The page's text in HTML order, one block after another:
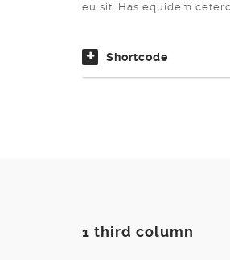
eu sit. Has equidem
Shortcode
1 third column